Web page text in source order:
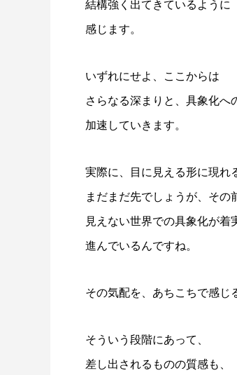
結構強く出てきているように
感じます。
いずれにせよ、ここからは
さらなる深まりと、具象化へ
加速していきます。
実際に、目に見える形に現れ
まだまだ先でしょうが、その
見えない世界での具象化が着
進んでいるんですね。
その気配を、あちこちで感じ
そういう段階にあって、
差し出されるものの質感も、